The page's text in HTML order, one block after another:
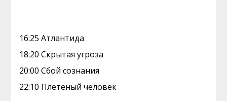
16:25 Атлантида
18:20 Скрытая угроза
20:00 Сбой сознания
22:10 Плетеный человек